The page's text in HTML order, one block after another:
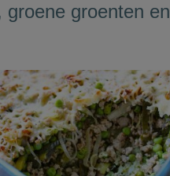
groenten en